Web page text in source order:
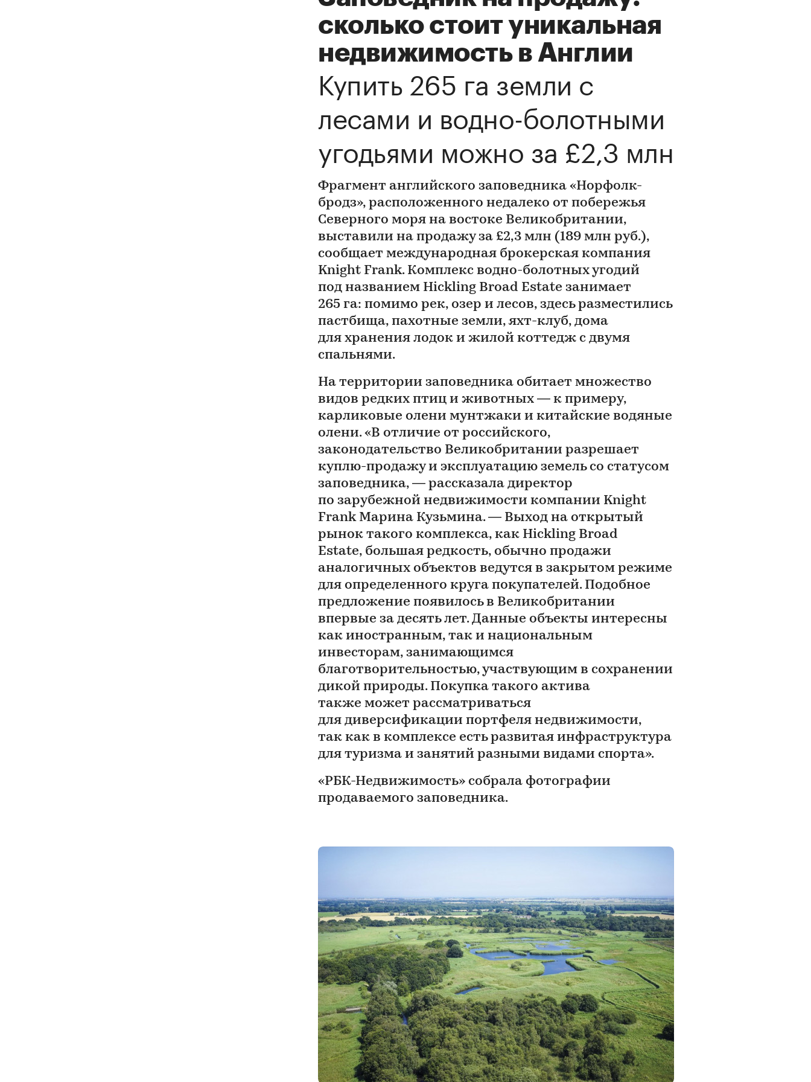
сколько стоит уникальная
недвижимость в Англии
Купить 265 га земли с
лесами и водно-болотными
угодьями можно за £2,3 млн
Фрагмент английского заповедника «Норфолк-
бродз», расположенного недалеко от побережья
Северного моря на востоке Великобритании,
выставили на продажу за £2,3 млн (189 млн руб.),
сообщает международная брокерская компания
Knight Frank. Комплекс водно-болотных угодий
под названием Hickling Broad Estate занимает
265 га: помимо рек, озер и лесов, здесь разместились
пастбища, пахотные земли, яхт-клуб, дома
для хранения лодок и жилой коттедж с двумя
спальнями.
На территории заповедника обитает множество
видов редких птиц и животных — к примеру,
карликовые олени мунтжаки и китайские водяные
олени. «В отличие от российского,
законодательство Великобритании разрешает
куплю-продажу и эксплуатацию земель со статусом
заповедника, — рассказала директор
по зарубежной недвижимости компании Knight
Frank Марина Кузьмина. — Выход на открытый
рынок такого комплекса, как Hickling Broad
Estate, большая редкость, обычно продажи
аналогичных объектов ведутся в закрытом режиме
для определенного круга покупателей. Подобное
предложение появилось в Великобритании
впервые за десять лет. Данные объекты интересны
как иностранным, так и национальным
инвесторам, занимающимся
благотворительностью, участвующим в сохранении
дикой природы. Покупка такого актива
также может рассматриваться
для диверсификации портфеля недвижимости,
так как в комплексе есть развитая инфраструктура
для туризма и занятий разными видами спорта».
«РБК-Недвижимость» собрала фотографии
продаваемого заповедника.